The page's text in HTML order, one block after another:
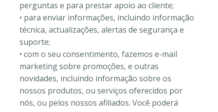
perguntas e para prestar apoio ao cliente;
• para enviar informações, incluindo informação
técnica, actualizações, alertas de segurança e
suporte;
• com o seu consentimento, fazemos e-mail
marketing sobre promoções, e outras
novidades, incluindo informação sobre os
nossos produtos, ou serviços oferecidos por
nós, ou pelos nossos afiliados. Você poderá